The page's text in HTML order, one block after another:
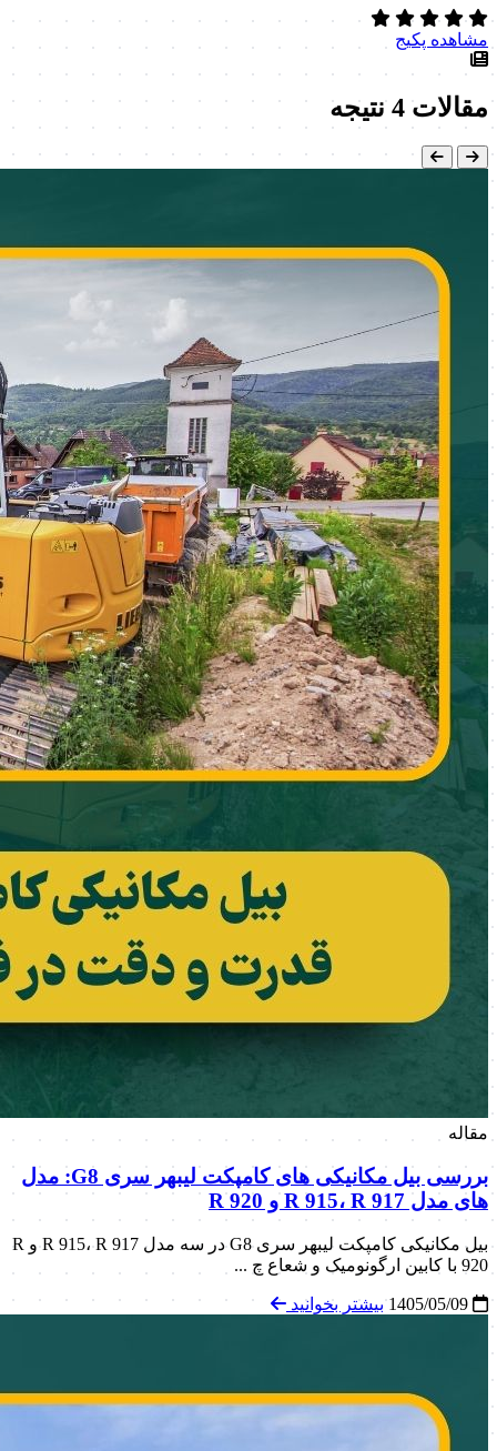
مشاهده پکیج
مقالات 4 نتیجه
مقاله
بررسی بیل مکانیکی های کامپکت لیبهر سری G8: مدل
های مدل R 915، R 917 و R 920
بیل مکانیکی کامپکت لیبهر سری G8 در سه مدل R 915، R 917 و R
920 با کابین ارگونومیک و شعاع چ ...
بیشتر بخوانید